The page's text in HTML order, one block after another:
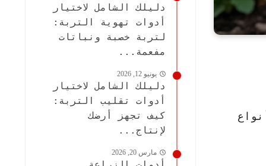
دليلك الشامل لاختيار
أدوات تهوية التربة:
لتربة خصبة ونباتات
مفعمة...
يونيو 12, 2026
دليلك الشامل لاختيار
أدوات تقليب التربة:
كيف تجهز أرضك
لإنتاج...
مارس 20, 2026